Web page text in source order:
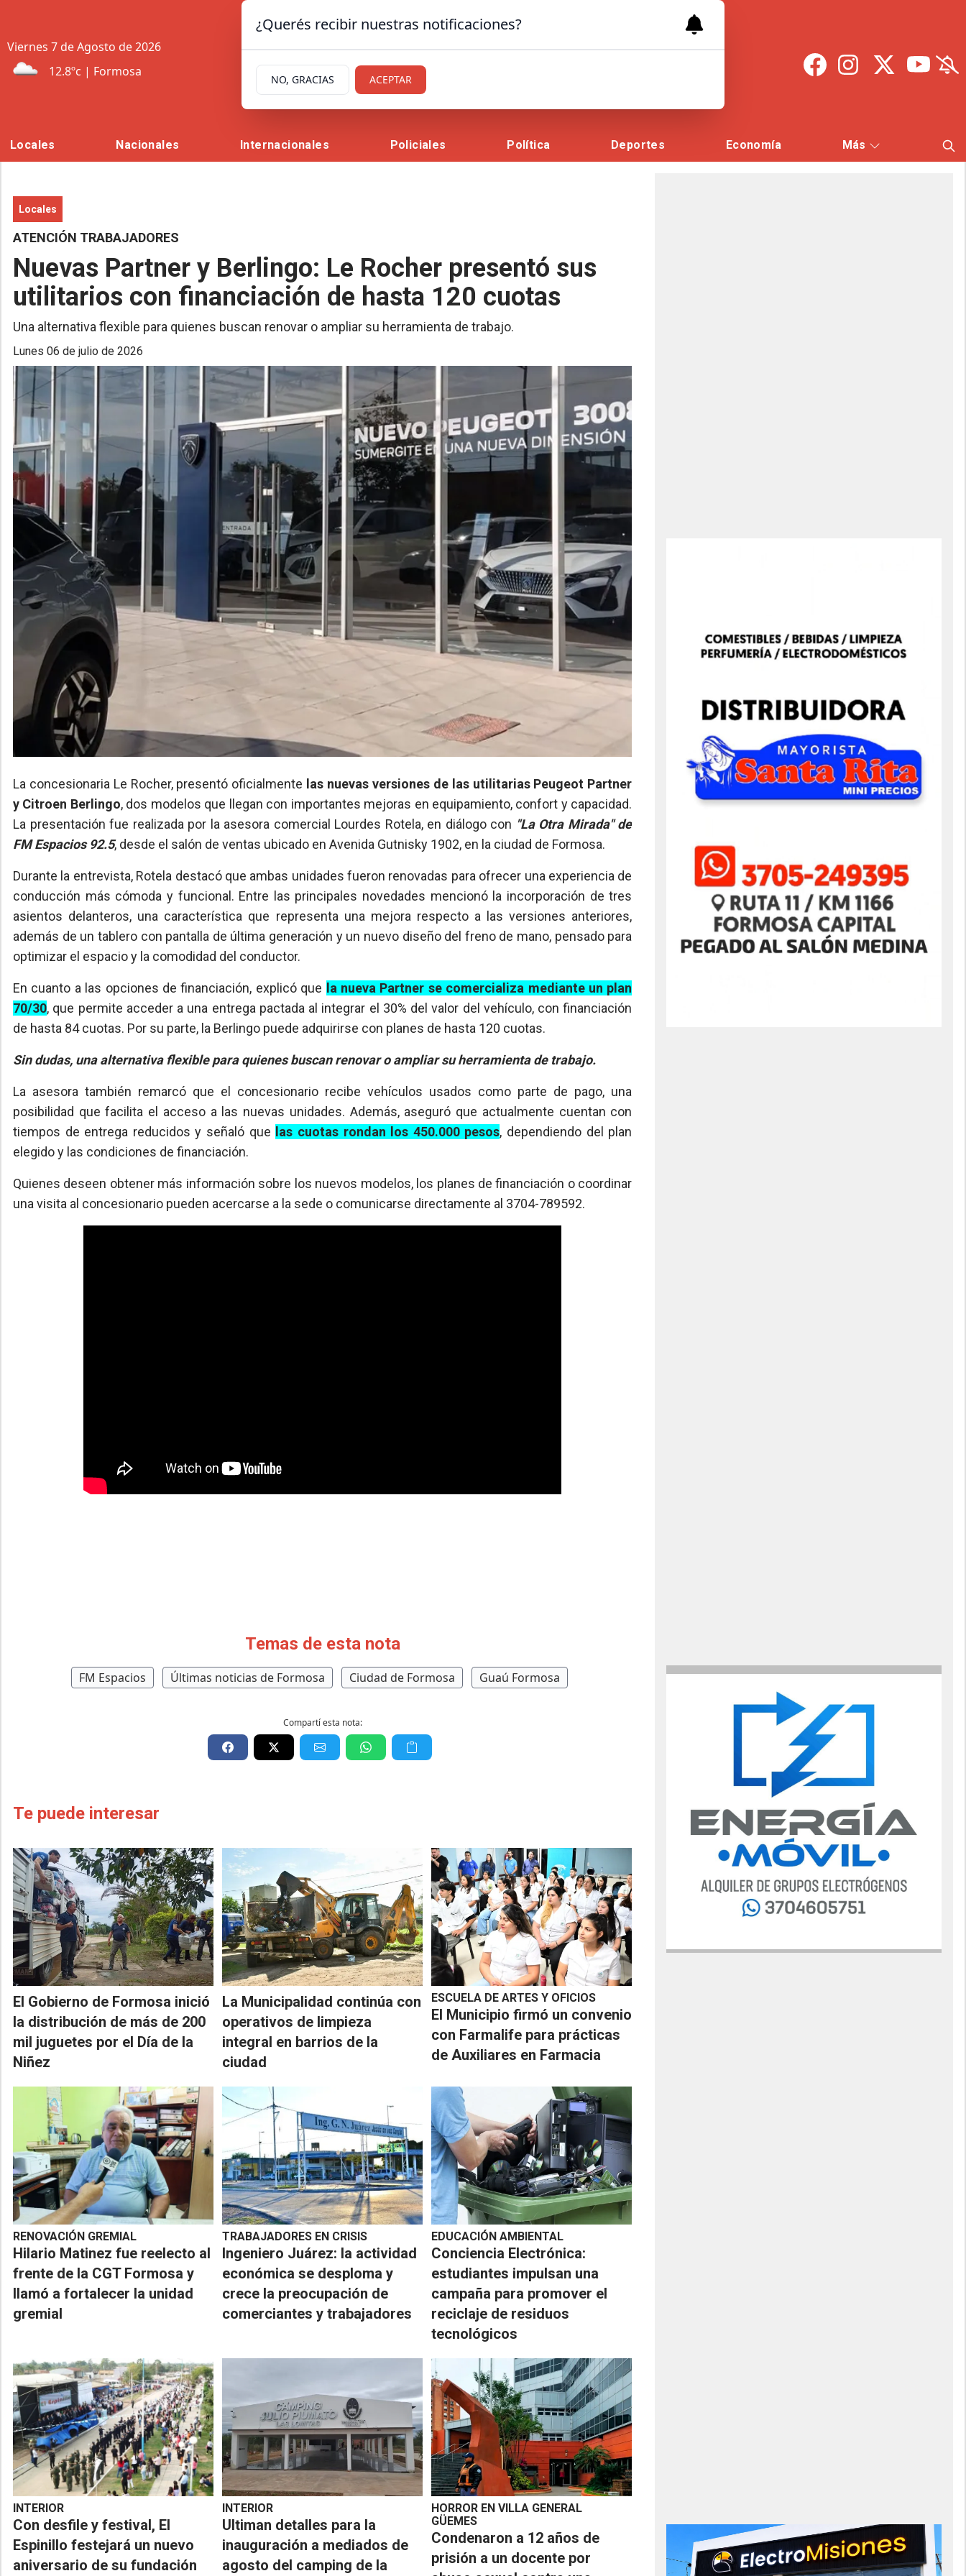
Viernes 7 deAgosto de 2026
12.8ºc | Formosa
Locales Nacionales Internacionales Policiales Política Deportes Economía Más
Locales
ATENCIÓN TRABAJADORES
Nuevas Partner y Berlingo: Le Rocher presentó sus
utilitarios con financiación de hasta 120 cuotas
Una alternativa flexible para quienes buscan renovar o ampliar su herramienta de trabajo.
lunes 06 de julio de 2026
La concesionaria Le Rocher, presentó oficialmente las nuevas versiones de las utilitarias Peugeot Partner
y Citroen Berlingo, dos modelos que llegan con importantes mejoras en equipamiento, confort y capacidad.
La presentación fue realizada por la asesora comercial Lourdes Rotela, en diálogo con "La Otra Mirada" de
FM Espacios 92.5, desde el salón de ventas ubicado en Avenida Gutnisky 1902, en la ciudad de Formosa.
Durante la entrevista, Rotela destacó que ambas unidades fueron renovadas para ofrecer una experiencia de
conducción más cómoda y funcional. Entre las principales novedades mencionó la incorporación de tres
asientos delanteros, una característica que representa una mejora respecto a las versiones anteriores,
además de un tablero con pantalla de última generación y un nuevo diseño del freno de mano, pensado para
optimizar el espacio y la comodidad del conductor.
En cuanto a las opciones de financiación, explicó que la nueva Partner se comercializa mediante un plan
70/30, que permite acceder a una entrega pactada al integrar el 30% del valor del vehículo, con financiación
de hasta 84 cuotas. Por su parte, la Berlingo puede adquirirse con planes de hasta 120 cuotas.
Sin dudas, una alternativa flexible para quienes buscan renovar o ampliar su herramienta de trabajo.
La asesora también remarcó que el concesionario recibe vehículos usados como parte de pago, una
posibilidad que facilita el acceso a las nuevas unidades. Además, aseguró que actualmente cuentan con
tiempos de entrega reducidos y señaló que las cuotas rondan los 450.000 pesos, dependiendo del plan
elegido y las condiciones de financiación.
Quienes deseen obtener más información sobre los nuevos modelos, los planes de financiación o coordinar
una visita al concesionario pueden acercarse a la sede o comunicarse directamente al 3704-789592.
Temas de esta nota
FM Espacios Últimas noticias de Formosa Ciudad de Formosa Guaú Formosa
Compartí esta nota:
Te puede interesar
El Gobierno de Formosa inició
la distribución de más de 200
mil juguetes por el Día de la
Niñez
La Municipalidad continúa con
operativos de limpieza
integral en barrios de la
ciudad
ESCUELA DE ARTES Y OFICIOS
El Municipio firmó un convenio
con Farmalife para prácticas
de Auxiliares en Farmacia
RENOVACIÓN GREMIAL
Hilario Matinez fue reelecto al
frente de la CGT Formosa y
llamó a fortalecer la unidad
gremial
TRABAJADORES EN CRISIS
Ingeniero Juárez: la actividad
económica se desploma y
crece la preocupación de
comerciantes y trabajadores
EDUCACIÓN AMBIENTAL
Conciencia Electrónica:
estudiantes impulsan una
campaña para promover el
reciclaje de residuos
tecnológicos
INTERIOR
Con desfile y festival, El
Espinillo festejará un nuevo
aniversario de su fundación
INTERIOR
Ultiman detalles para la
inauguración a mediados de
agosto del camping de la
HORROR EN VILLA GENERAL
GÜEMES
Condenaron a 12 años de
prisión a un docente por
¿Querés recibir nuestras notificaciones?
NO, GRACIAS ACEPTAR